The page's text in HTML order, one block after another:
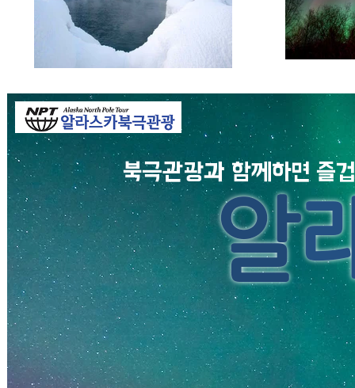
알
북극관광과 함께하면 즐